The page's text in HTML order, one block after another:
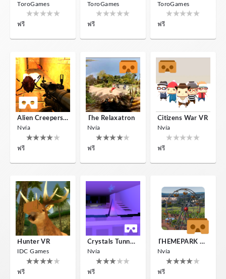
ToroGames
ฟรี
ToroGames
ฟรี
ToroGames
ฟรี
Alien Creepers VR
Nvía
ฟรี
The Relaxatron
Nvía
ฟรี
Citizens War VR
Nvía
ฟรี
Hunter VR
IDC Games
ฟรี
Crystals Tunnel VR
Nvía
ฟรี
THEMEPARK VR
Nvía
ฟรี